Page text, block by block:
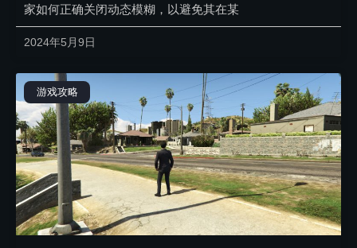
家如何正确关闭动态模糊，以避免其在某
2024年5月9日
游戏攻略